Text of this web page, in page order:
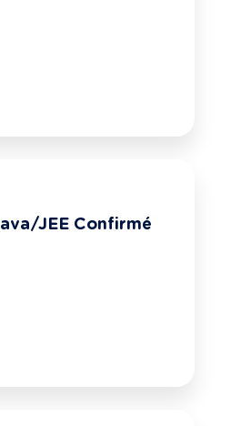
JEE Confirmé